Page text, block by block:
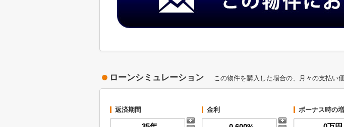
ローンシミュレーション この物件を購入した場合の、月々の支払い
返済期間 金利 ボーナス時の